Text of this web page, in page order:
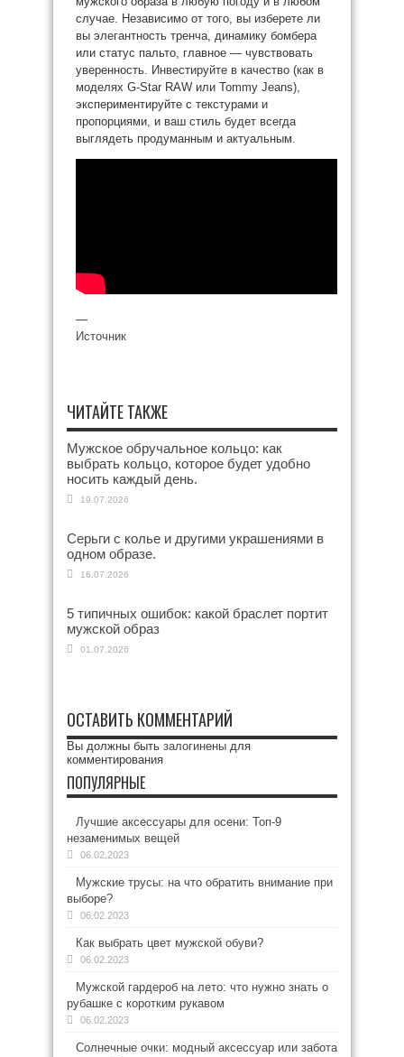
случае. Независимо от того, вы изберете ли
вы элегантность тренча, динамику бомбера
или статус пальто, главное — чувствовать
уверенность. Инвестируйте в качество (как в
моделях G-Star RAW или Tommy Jeans),
экспериментируйте с текстурами и
пропорциями, и ваш стиль будет всегда
выглядеть продуманным и актуальным.
—
Источник
ЧИТАЙТЕ ТАКЖЕ
Мужское обручальное кольцо: как
выбрать кольцо, которое будет удобно
носить каждый день.
19.07.2026
Серьги с колье и другими украшениями в
одном образе.
16.07.2026
5 типичных ошибок: какой браслет портит
мужской образ
01.07.2026
ОСТАВИТЬ КОММЕНТАРИЙ
Вы должны быть залогинены для
комментирования
ПОПУЛЯРНЫЕ
Лучшие аксессуары для осени: Топ-9
незаменимых вещей
06.02.2023
Мужские трусы: на что обратить внимание при
выборе?
06.02.2023
Как выбрать цвет мужской обуви?
06.02.2023
Мужской гардероб на лето: что нужно знать о
рубашке с коротким рукавом
06.02.2023
Солнечные очки: модный аксессуар или забота